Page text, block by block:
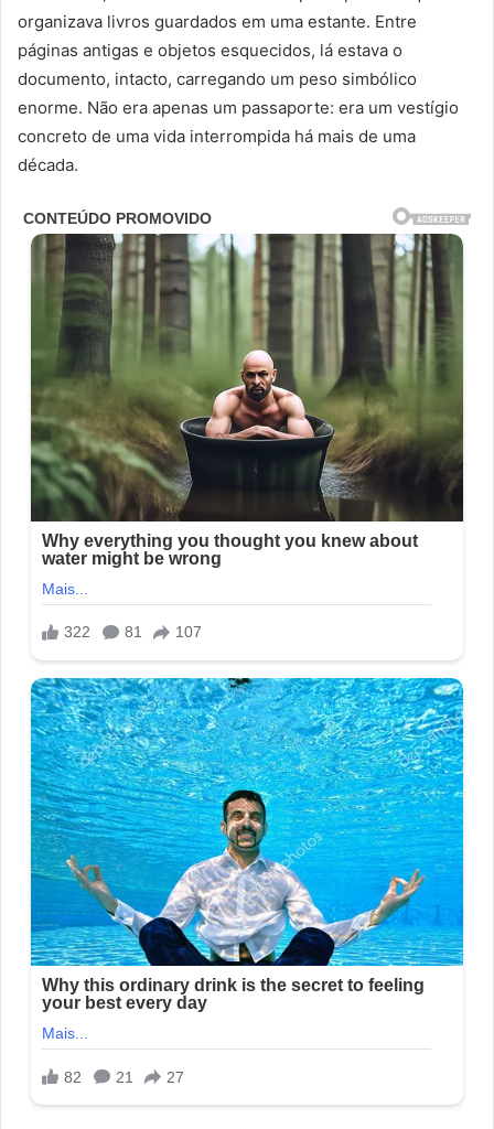
organizava livros guardados em uma estante. Entre
páginas antigas e objetos esquecidos, lá estava o
documento, intacto, carregando um peso simbólico
enorme. Não era apenas um passaporte: era um vestígio
concreto de uma vida interrompida há mais de uma
década.